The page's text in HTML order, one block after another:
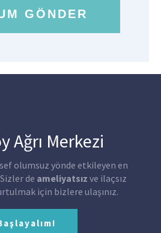
Ağrı Merkezi
olumsuz yönde etkileyen en
de ameliyatsız ve ilaçsız
için bizlere ulaşınız.